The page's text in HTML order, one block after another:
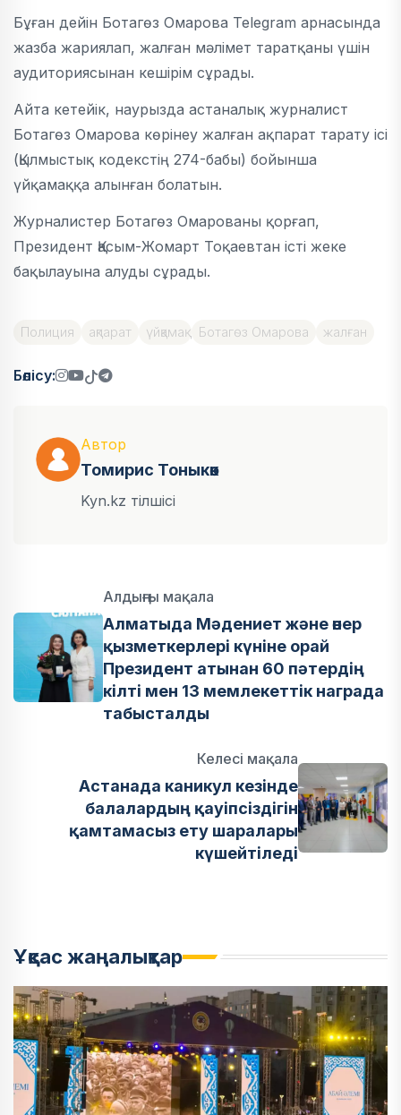
Бұған дейін Ботагөз Омарова Telegram арнасында
жазба жариялап, жалған мәлімет таратқаны үшін
аудиториясынан кешірім сұрады.
Айта кетейік, наурызда астаналық журналист
Ботагөз Омарова көрінеу жалған ақпарат тарату ісі
(Қылмыстық кодекстің 274-бабы) бойынша
үйқамаққа алынған болатын.
Журналистер Ботагөз Омарованы қорғап,
Президент Қасым-Жомарт Тоқаевтан істі жеке
бақылауына алуды сұрады.
Полиция ақпарат үйқамақ Ботагөз Омарова жалған
Бөлісу:
Автор
Томирис Тоныкөк
Kyn.kz тілшісі
Алдыңғы мақала
Алматыда Мәдениет және өнер
қызметкерлері күніне орай
Президент атынан 60 пәтердің
кілті мен 13 мемлекеттік награда
табысталды
Келесі мақала
Астанада каникул кезінде
балалардың қауіпсіздігін
қамтамасыз ету шаралары
күшейтіледі
Ұқсас жаңалықтар